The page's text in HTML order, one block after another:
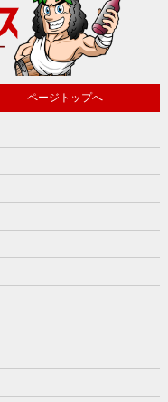
ページトップへ